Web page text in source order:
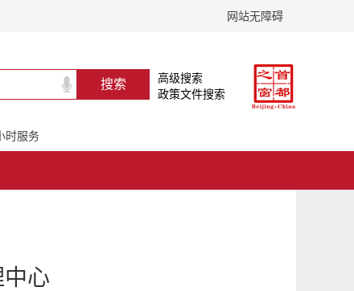
网站无障碍
高级搜索
政策文件搜索
时服务
心